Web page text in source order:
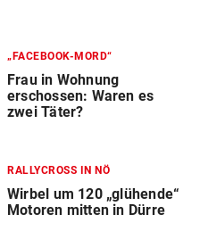
„FACEBOOK-MORD“
Frau in Wohnung
erschossen: Waren es
zwei Täter?
RALLYCROSS IN NÖ
Wirbel um 120 „glühende“
Motoren mitten in Dürre